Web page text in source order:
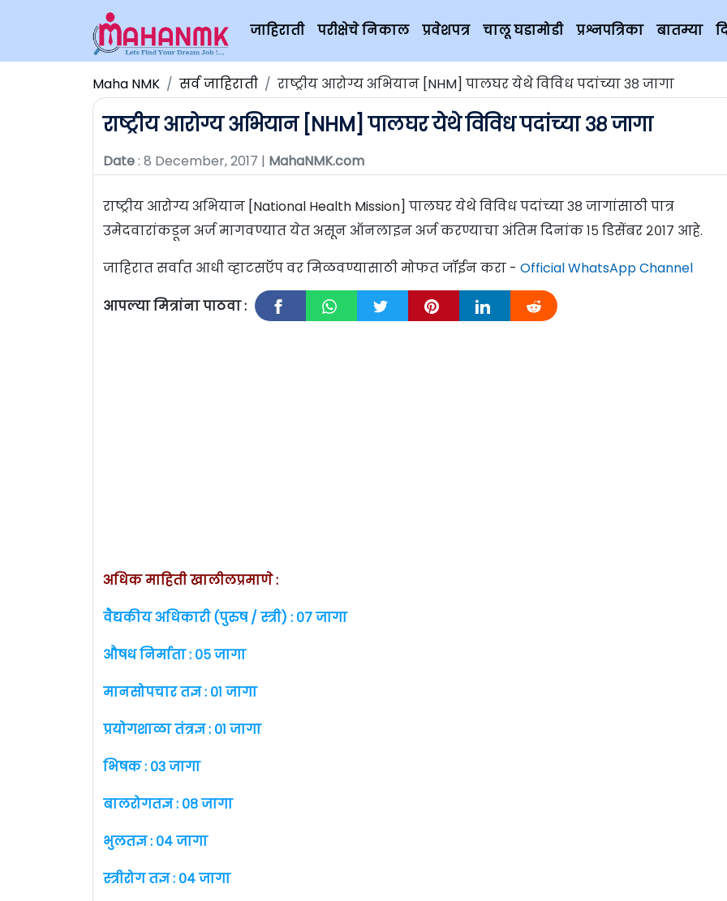
जाहिराती परीक्षेचे निकाल प्रवेशपत्र चालू घडामोडी प्रश्नपत्रिका बातम्या
Maha NMK सर्व जाहिराती राष्ट्रीय आरोग्य अभियान [NHM] पालघर येथे विविध पदांच्या ३८ जागा
राष्ट्रीय आरोग्य अभियान [NHM] पालघर येथे विविध पदांच्या ३८ जागा
Date: 8 December, 2017 | MahaNMK.com
राष्ट्रीय आरोग्य अभियान [National Health Mission] पालघर येथे विविध पदांच्या ३८ जागांसाठी पात्र
उमेदवारांकडून अर्ज मागवण्यात येत असून ऑनलाइन अर्ज करण्याचा अंतिम दिनांक १५ डिसेंबर २०१७ आहे.
जाहिरात सर्वात आधी व्हाटसऍप वर मिळवण्यासाठी मोफत जॉईन करा - Official WhatsApp Channel
आपल्या मित्रांना पाठवा :
अधिक माहिती खालीलप्रमाणे :
वैद्यकीय अधिकारी (पुरुष / स्त्री) : ०७ जागा
औषध निर्माता : ०५ जागा
मानसोपचार तज्ञ : ०१ जागा
प्रयोगशाळा तंत्रज्ञ : ०१ जागा
भिषक : ०३ जागा
बालरोगतज्ञ : ०८ जागा
भुलतज्ञ : ०४ जागा
स्त्रीरोग तज्ञ : ०४ जागा